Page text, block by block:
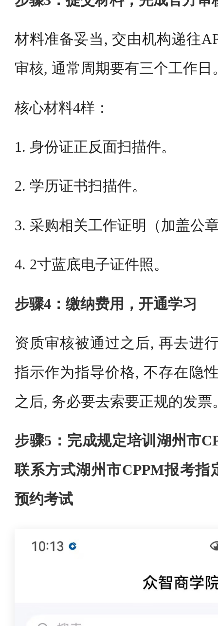
材料准备妥当, 交由机构递往
审核, 通常周期要有三个工作日
核心材料4样：
1. 身份证正反面扫描件。
2. 学历证书扫描件。
3. 采购相关工作证明（加盖公
4. 2寸蓝底电子证件照。
步骤4：缴纳费用，开通学习
资质审核被通过之后, 再去进
指示作为指导价格, 不存在隐
之后, 务必要去索要正规的发票
步骤5：完成规定培训湖州市
联系方式湖州市CPPM报考指
预约考试